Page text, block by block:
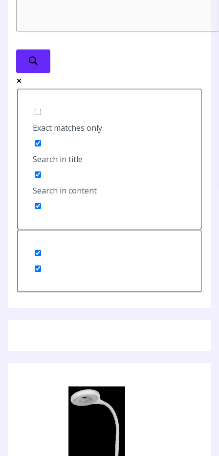
Exact matches only
Search in title
Search in content